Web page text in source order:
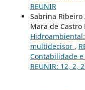
REUNIR
Sabrina Ribeiro
Mara de Castro
multidecisor ,
Contabilidade
REUNIR: 12, 2,